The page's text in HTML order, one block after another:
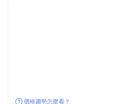
價格趨勢怎麼看？